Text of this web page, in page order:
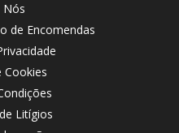
Nós
de Encomendas
Cookies
Litígios